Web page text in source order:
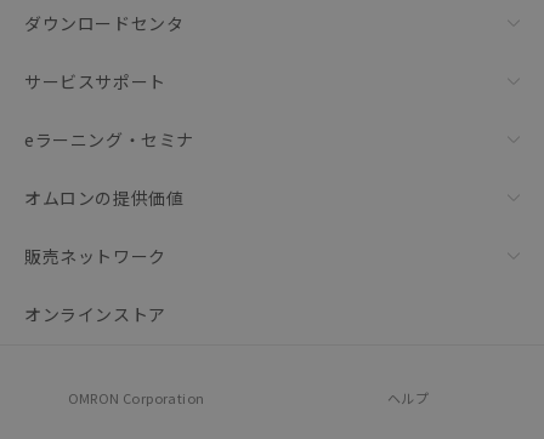
ダウンロードセンタ
サービスサポート
eラーニング・セミナ
オムロンの提供価値
販売ネットワーク
オンラインストア
OMRON Corporation ヘルプ